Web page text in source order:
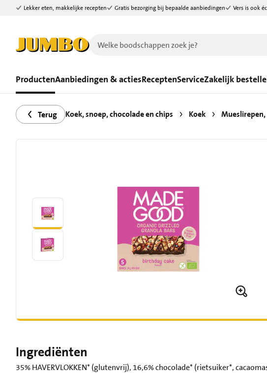
Ga naar zoeken
Ga naar hoofdinhoud
Lekker eten, makkelijke recepten Gratis bezorging bij bepaalde aanbiedingen Vers is ook
ProductenAanbiedingen & actiesReceptenServiceZakelijk
Terug Koek, snoep, chocolade en chips Koek
Ingrediënten
35% HAVERVLOKKEN* (glutenvrij), 16,6% chocolade* (rietsuiker*,